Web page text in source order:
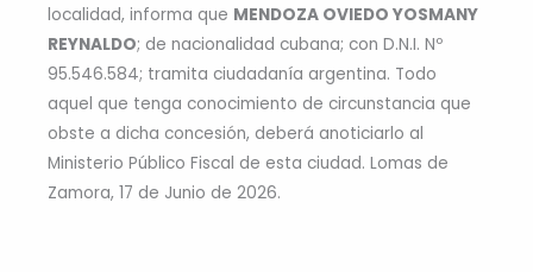
localidad, informa que MENDOZA OVIEDO YOSMANY
REYNALDO; de nacionalidad cubana; con D.N.I. Nº
95.546.584; tramita ciudadanía argentina. Todo
aquel que tenga conocimiento de circunstancia que
obste a dicha concesión, deberá anoticiarlo al
Ministerio Público Fiscal de esta ciudad. Lomas de
Zamora, 17 de Junio de 2026.